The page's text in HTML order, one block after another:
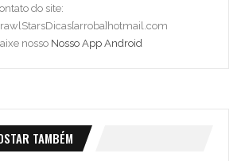
do site:
nosso Nosso App Android
TAMBÉM